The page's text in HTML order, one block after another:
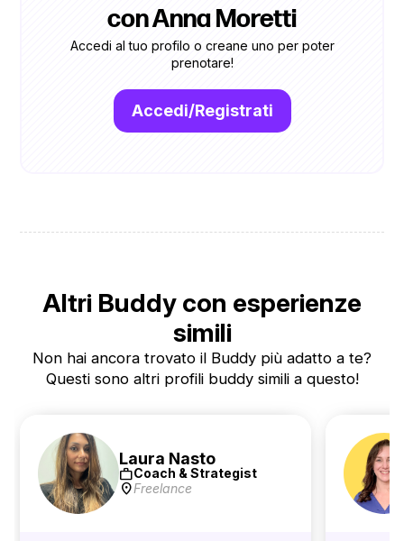
con Anna Moretti
Accedi al tuo profilo o creane uno per poter
prenotare!
Accedi/Registrati
Altri Buddy con esperienze
simili
Non hai ancora trovato il Buddy più adatto a te?
Questi sono altri profili buddy simili a questo!
Laura Nasto
workCoach & Strategist
location_onFreelance